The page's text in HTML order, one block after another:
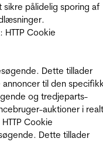
pålidelig sporing af
: HTTP Cookie
Dette tillader
til den
og tredjeparts-
auktioner i
HTTP Cookie
Dette tillader